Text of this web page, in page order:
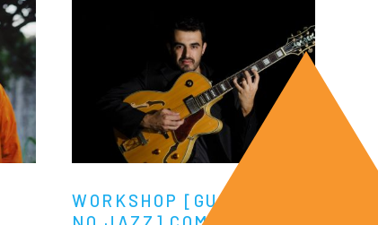
WORKSHOP [GUITARRA